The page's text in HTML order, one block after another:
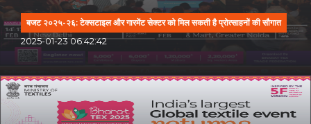
बजट २०२५-२६: टेक्सटाइल और गारमेंट सेक्टर को मिल सकती है प्रोत्साहनों की सौगात
2025-01-23 06:42:42